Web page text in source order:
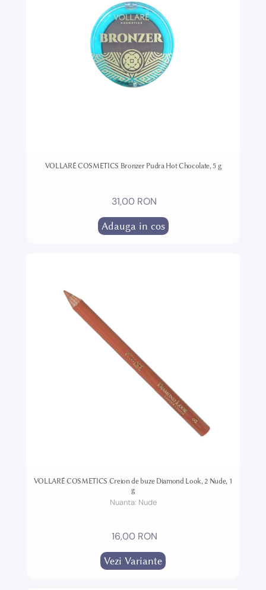
VOLLARÉ COSMETICS Bronzer Pudra Hot Chocolate, 5 g
31,00 RON
Adauga in cos
VOLLARÉ COSMETICS Creion de buze Diamond Look, 2 Nude, 1
g
Nuanta: Nude
16,00 RON
Vezi Variante